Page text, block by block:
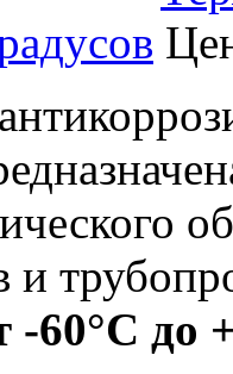
и
-60°С до